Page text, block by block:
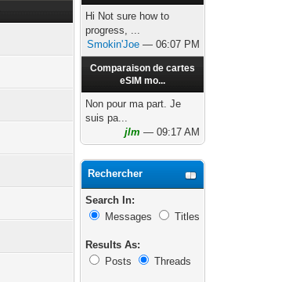
Hi Not sure how to
progress, ...
Smokin'Joe — 06:07 PM
Comparaison de cartes
eSIM mo...
Non pour ma part. Je
suis pa...
jlm — 09:17 AM
Rechercher
Search In:
Messages
Titles
Results As:
Posts
Threads